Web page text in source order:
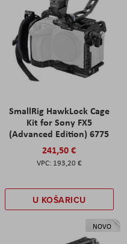
SmallRig HawkLock Cage
Kit for Sony FX5
(Advanced Edition) 6775
241,50 €
193,20 €
U KOŠARICU
NOVO